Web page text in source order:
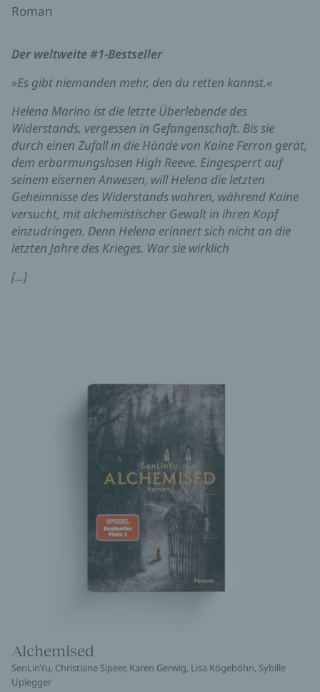
Roman
Der weltweite #1-Bestseller
»Es gibt niemanden mehr, den du retten kannst.«
Helena Marino ist die letzte Überlebende des
Widerstands, vergessen in Gefangenschaft. Bis sie
durch einen Zufall in die Hände von Kaine Ferron gerät,
dem erbarmungslosen High Reeve. Eingesperrt auf
seinem eisernen Anwesen, will Helena die letzten
Geheimnisse des Widerstands wahren, während Kaine
versucht, mit alchemistischer Gewalt in ihren Kopf
einzudringen. Denn Helena erinnert sich nicht an die
letzten Jahre des Krieges. War sie wirklich
[...]
Alchemised
SenLinYu, Christiane Sipeer, Karen Gerwig, Lisa Kögeböhn, Sybille
Uplegger